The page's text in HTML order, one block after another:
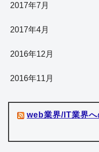
2017年7月
2017年4月
2016年12月
2016年11月
web業界/IT業界へ